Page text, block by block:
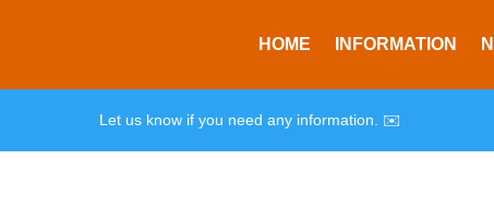
HOME INFORMATION
Let us know if you need any information. ✉️